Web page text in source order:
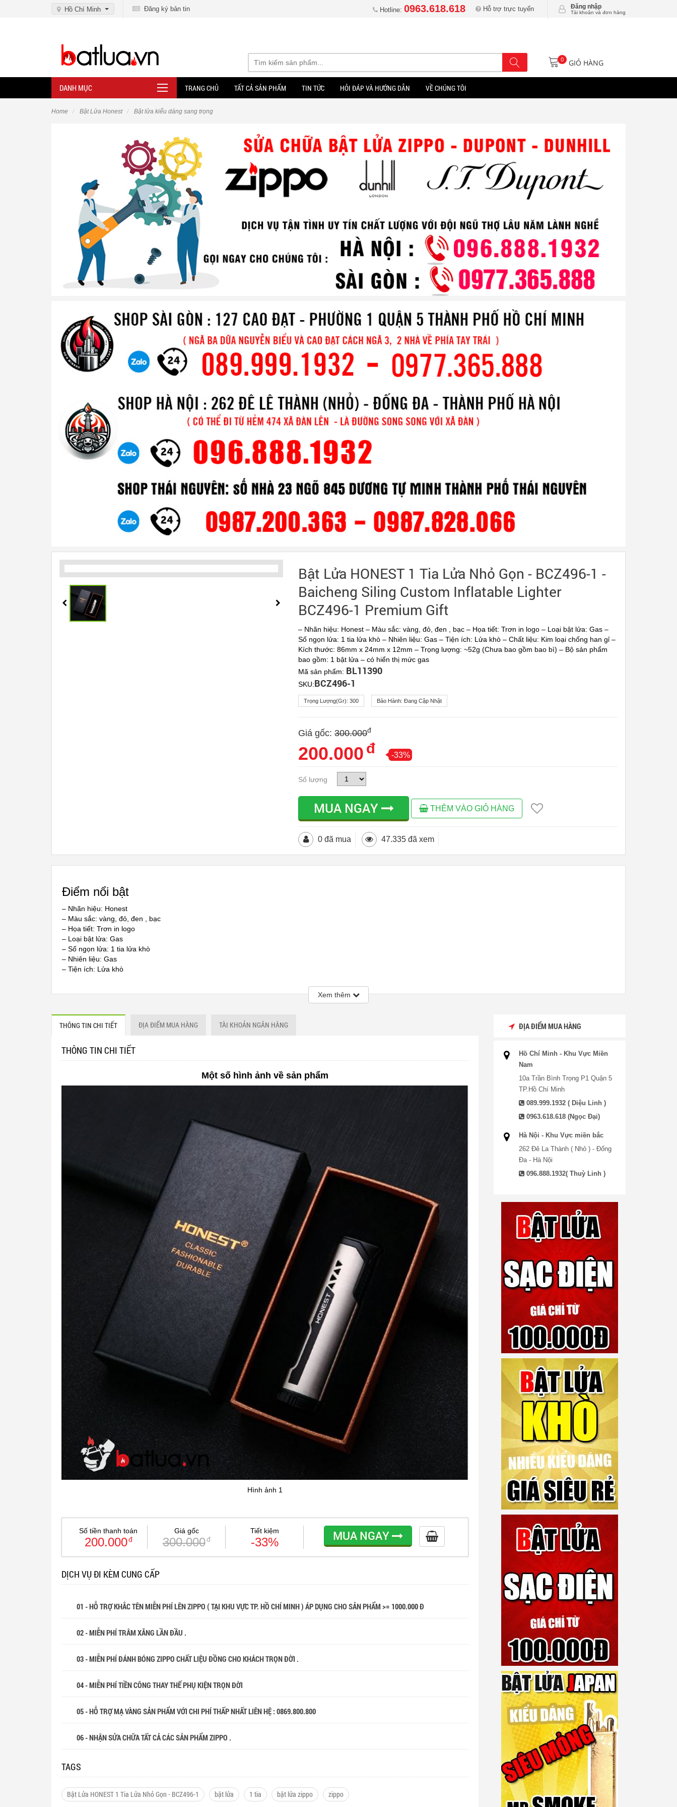
Hồ Chí Minh Đăng ký bản tin Hotline: 0963.618.618 Hỗ trợ trực tuyến Đăng nhập
Tài khoản và đơn hàng
0 GIỎ HÀNG
DANH MỤC TRANG CHỦ TẤT CẢ SẢN PHẨM TIN TỨC HỎI ĐÁP VÀ HƯỚNG DẪN VỀ CHÚNG TÔI
Home Bật Lửa Honest Bật lửa kiểu dáng sang trọng
Bật Lửa HONEST 1 Tia Lửa Nhỏ Gọn - BCZ496-1 -
Baicheng Siling Custom Inflatable Lighter
BCZ496-1 Premium Gift
– Nhãn hiệu: Honest – Màu sắc: vàng, đỏ, đen , bạc – Họa tiết: Trơn in logo – Loại bật lửa: Gas –
Số ngọn lửa: 1 tia lửa khò – Nhiên liệu: Gas – Tiện ích: Lửa khò – Chất liệu: Kim loại chống han gỉ –
Kích thước: 86mm x 24mm x 12mm – Trọng lượng: ~52g (Chưa bao gồm bao bì) – Bộ sản phẩm
bao gồm: 1 bật lửa – có hiển thị mức gas
Mã sản phẩm: BL11390
SKU:BCZ496-1
Trọng Lượng(gr):300 Bảo Hành:Đang Cập Nhật
Giá gốc: 300.000đ
200.000 đ -33%
Số lượng
MUA NGAY THÊM VÀO GIỎ HÀNG
0 đã mua 47.335 đã xem
Điểm nổi bật
– Nhãn hiệu: Honest
– Màu sắc: vàng, đỏ, đen , bạc
– Họa tiết: Trơn in logo
– Loại bật lửa: Gas
– Số ngọn lửa: 1 tia lửa khò
– Nhiên liệu: Gas
– Tiện ích: Lửa khò
– có hiển thị mức gas
Xem thêm
THÔNG TIN CHI TIẾT ĐỊA ĐIỂM MUA HÀNG TÀI KHOẢN NGÂN HÀNG
THÔNG TIN CHI TIẾT
Một số hình ảnh về sản phẩm
Hình ảnh 1
Số tiền thanh toán
200.000đ
Giá gốc
300.000đ
Tiết kiệm
-33% MUA NGAY
DỊCH VỤ ĐI KÈM CUNG CẤP
01 - HỖ TRỢ KHẮC TÊN MIỄN PHÍ LÊN ZIPPO ( TẠI KHU VỰC TP. HỒ CHÍ MINH ) ÁP DỤNG CHO SẢN PHẨM >= 1000.000 Đ
02 - MIỄN PHÍ TRÂM XĂNG LẦN ĐẦU .
03 - MIỄN PHÍ ĐÁNH BÓNG ZIPPO CHẤT LIỆU ĐỒNG CHO KHÁCH TRỌN ĐỜI .
04 - MIỄN PHÍ TIỀN CÔNG THAY THẾ PHỤ KIỆN TRỌN ĐỜI
05 - HỖ TRỢ MẠ VÀNG SẢN PHẨM VỚI CHI PHÍ THẤP NHẤT LIÊN HỆ : 0869.800.800
06 - NHẬN SỬA CHỮA TẤT CẢ CÁC SẢN PHẨM ZIPPO .
TAGS
Bật Lửa HONEST 1 Tia Lửa Nhỏ Gọn - BCZ496-1 bật lửa 1 tia bật lửa zippo zippo
ĐỊA ĐIỂM MUA HÀNG
Hồ Chí Minh - Khu Vực Miền
Nam
10a Trần Bình Trọng P1 Quận 5
TP.Hồ Chí Minh
089.999.1932 ( Diệu Linh )
0963.618.618 (Ngọc Đại)
Hà Nội - Khu Vực miền bắc
262 Đê La Thành ( Nhỏ ) - Đống
Đa - Hà Nội
096.888.1932( Thuỳ Linh )